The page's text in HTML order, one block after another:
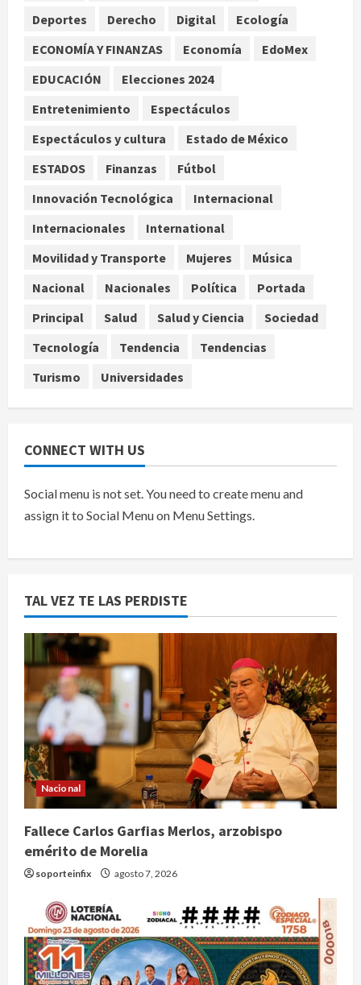
agosto 7, 2026
Desplome de la IA arrastra a fondos
estrella de Wall Street
4
Estudio en Science vincula el
consumo de fruta ancestral con la
agosto 7, 2026
Internacional
EE.UU. amplía revisión de redes
y ciertos ciudadanos de México y
Deportes Derecho Digital
Ecología
ECONOMÍA Y FINANZAS
Economía
EdoMex
EDUCACIÓN
Elecciones 2024
Entretenimiento
Espectáculos
Espectáculos y cultura
Estado de México
ESTADOS
Finanzas
Fútbol
Innovación Tecnológica
Internacional
Internacionales
International
Movilidad y Transporte
Mujeres
Música
Nacional
Nacionales Política
Portada
Principal
Salud Salud y Ciencia
Sociedad
Tecnología
Tendencia
Tendencias
Turismo
Universidades
CONNECT WITH US
Social menu is not set. You need to create menu and
assign it to Social Menu on Menu Settings.
TAL VEZ TE LAS PERDISTE
Nacional
Fallece Carlos Garfias Merlos, arzobispo
emérito de Morelia
soporteinfix agosto 7, 2026